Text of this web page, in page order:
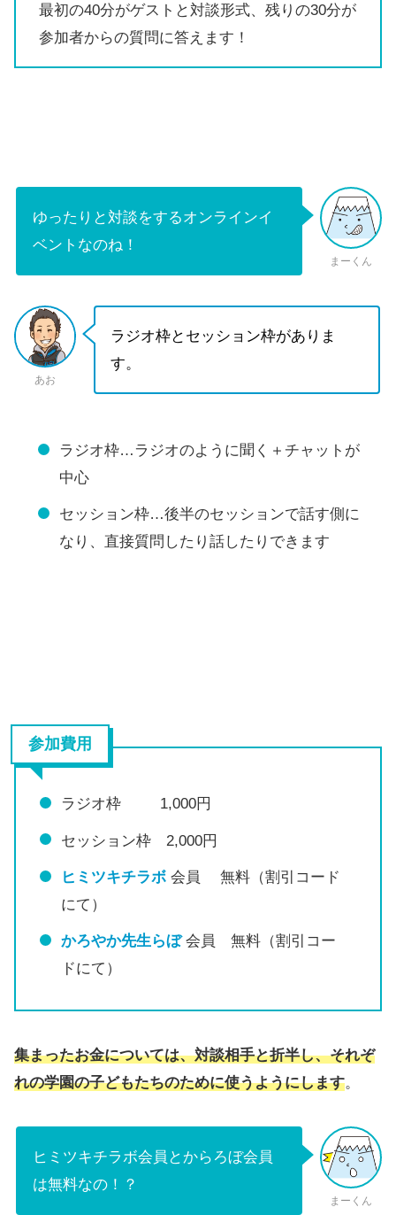
最初の40分がゲストと対談形式、残りの30分が
参加者からの質問に答えます！
ゆったりと対談をするオンラインイ
ベントなのね！
まーくん
あお
ラジオ枠とセッション枠がありま
す。
ラジオ枠…ラジオのように聞く＋チャットが
中心
セッション枠…後半のセッションで話す側に
なり、直接質問したり話したりできます
参加費用
ラジオ枠 1,000円
セッション枠 2,000円
ヒミツキチラボ 会員 無料（割引コード
にて）
かろやか先生らぼ会員 無料（割引コー
ドにて）
集まったお金については、対談相手と折半し、それぞ
れの学園の子どもたちのために使うようにします。
ヒミツキチラボ会員とからろぼ会員
は無料なの！？
まーくん